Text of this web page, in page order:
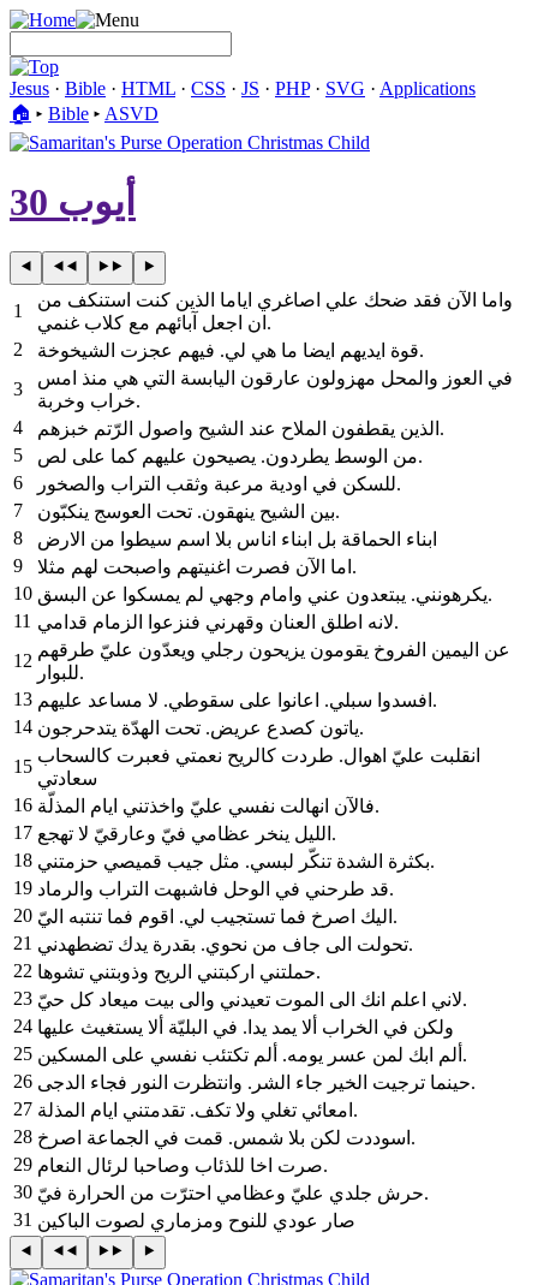
Jesus · Bible · HTML · CSS · JS · PHP· SVG · Applications
🏠︎ ▸ Bible ▸ ASVD
أيوب 30
1
واما الآن فقد ضحك علي اصاغري اياما الذين كنت استنكف من
ان اجعل آبائهم مع كلاب غنمي.
2
قوة ايديهم ايضا ما هي لي. فيهم عجزت الشيخوخة.
3
في العوز والمحل مهزولون عارقون اليابسة التي هي منذ امس
خراب وخربة.
4
الذين يقطفون الملاح عند الشيح واصول الرّتم خبزهم.
5
من الوسط يطردون. يصيحون عليهم كما على لص.
6
للسكن في اودية مرعبة وثقب التراب والصخور.
7
بين الشيح ينهقون. تحت العوسج ينكبّون.
8
ابناء الحماقة بل ابناء اناس بلا اسم سيطوا من الارض
9
اما الآن فصرت اغنيتهم واصبحت لهم مثلا.
10
يكرهونني. يبتعدون عني وامام وجهي لم يمسكوا عن البسق.
11
لانه اطلق العنان وقهرني فنزعوا الزمام قدامي.
12
عن اليمين الفروخ يقومون يزيحون رجلي ويعدّون عليّ طرقهم
للبوار.
13
افسدوا سبلي. اعانوا على سقوطي. لا مساعد عليهم.
14
ياتون كصدع عريض. تحت الهدّة يتدحرجون.
15
انقلبت عليّ اهوال. طردت كالريح نعمتي فعبرت كالسحاب
سعادتي
16
فالآن انهالت نفسي عليّ واخذتني ايام المذلّة.
17
الليل ينخر عظامي فيّ وعارقيّ لا تهجع.
18
بكثرة الشدة تنكّر لبسي. مثل جيب قميصي حزمتني.
19
قد طرحني في الوحل فاشبهت التراب والرماد.
20
اليك اصرخ فما تستجيب لي. اقوم فما تنتبه اليّ.
21
تحولت الى جاف من نحوي. بقدرة يدك تضطهدني.
22
حملتني اركبتني الريح وذوبتني تشوها.
23
لاني اعلم انك الى الموت تعيدني والى بيت ميعاد كل حيّ.
24 ولكن في الخراب ألا يمد يدا. في البليّة ألا يستغيث عليها
25
ألم ابك لمن عسر يومه. ألم تكتئب نفسي على المسكين.
26
حينما ترجيت الخير جاء الشر. وانتظرت النور فجاء الدجى.
27
امعائي تغلي ولا تكف. تقدمتني ايام المذلة.
28
اسوددت لكن بلا شمس. قمت في الجماعة اصرخ.
29
صرت اخا للذئاب وصاحبا لرئال النعام.
30
حرش جلدي عليّ وعظامي احترّت من الحرارة فيّ.
31 صار عودي للنوح ومزماري لصوت الباكين